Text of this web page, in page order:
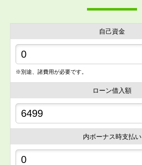
自己資金
※別途、諸費用が必要です。
ローン借入額
内ボーナス時支払い